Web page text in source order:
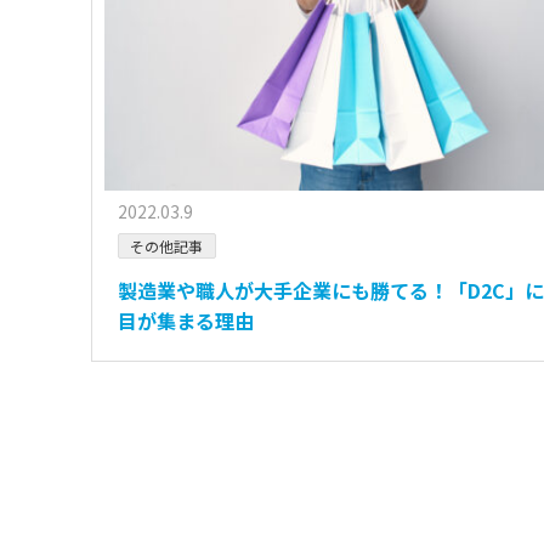
2022.03.9
その他記事
製造業や職人が大手企業にも勝てる！「D2C」
目が集まる理由